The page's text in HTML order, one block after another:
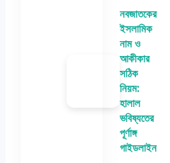
নবজাতকের
ইসলামিক
নাম ও
আকীকার
সঠিক
নিয়ম:
হালাল
ভবিষ্যতের
পূর্ণাঙ্গ
গাইডলাইন